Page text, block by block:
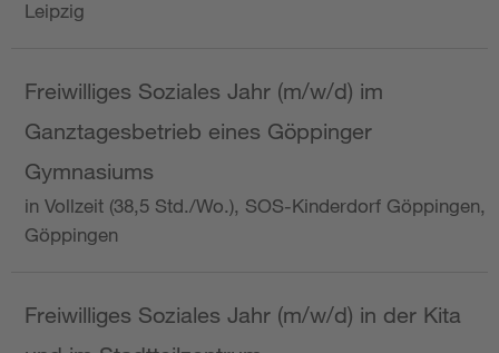
Leipzig
Freiwilliges Soziales Jahr (m/w/d) im
Ganztagesbetrieb eines Göppinger
Gymnasiums
in Vollzeit (38,5 Std./Wo.), SOS-Kinderdorf Göppingen,
Göppingen
Freiwilliges Soziales Jahr (m/w/d) in der Kita